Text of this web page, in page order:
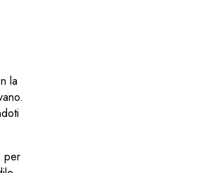
la
per